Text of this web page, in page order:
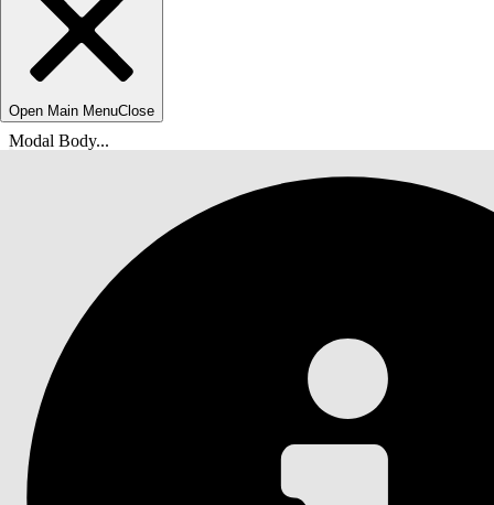
Open Main MenuClose
Modal Body...